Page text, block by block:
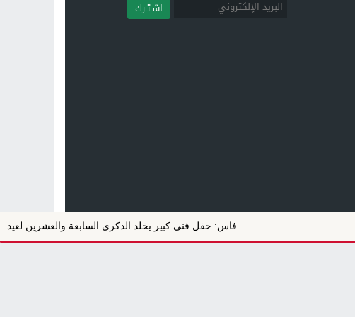
اشـتـرك
فاس: حفل فني كبير يخلد الذكرى السابعة والعشرين لعيد